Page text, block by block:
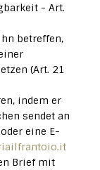
- Art.
betreffen,
(Art. 21
indem er
sendet an
eine E-
Brief mit